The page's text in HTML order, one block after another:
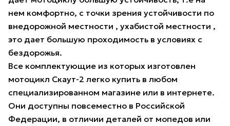
нем комфортно, с точки зрения устойчивости по
внедорожной местности , ухабистой местности ,
это дает большую проходимость в условиях с
бездорожья.
Все комплектующие из которых изготовлен
мотоцикл Скаут-2 легко купить в любом
специализированном магазине или в интернете.
Они доступны повсеместно в Российской
Федерации, в отличии деталей от мопедов или